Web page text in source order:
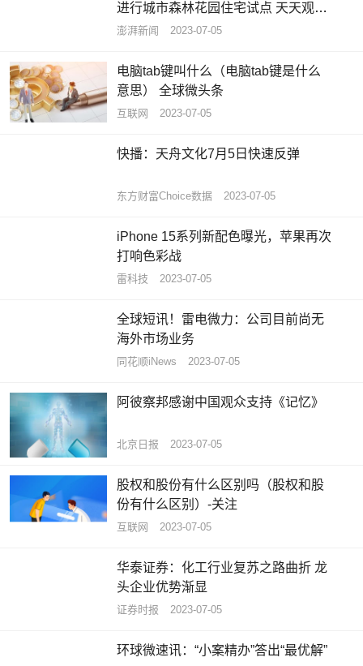
进行城市森林花园住宅试点 天天观热
点
澎湃新闻 2023-07-05
电脑tab键叫什么（电脑tab键是什么
意思） 全球微头条
互联网 2023-07-05
快播：天舟文化7月5日快速反弹
东方财富Choice数据 2023-07-05
iPhone 15系列新配色曝光，苹果再次
打响色彩战
雷科技 2023-07-05
全球短讯！雷电微力：公司目前尚无
海外市场业务
同花顺iNews 2023-07-05
阿彼察邦感谢中国观众支持《记忆》
北京日报 2023-07-05
股权和股份有什么区别吗（股权和股
份有什么区别）-关注
互联网 2023-07-05
华泰证券：化工行业复苏之路曲折 龙
头企业优势渐显
证券时报 2023-07-05
环球微速讯：“小案精办”答出“最优解”